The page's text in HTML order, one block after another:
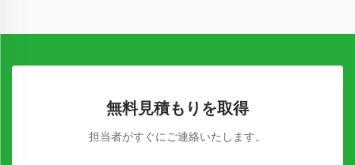
無料見積もりを取得
担当者がすぐにご連絡いたします。